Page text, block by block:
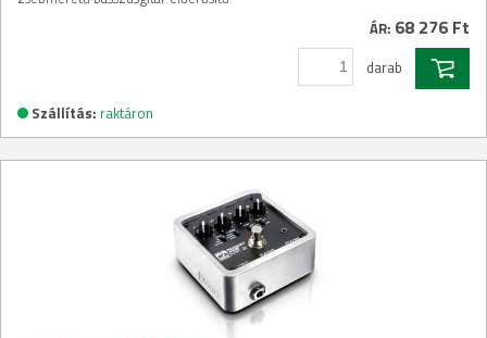
ÁR: 68 276 Ft
darab
Szállítás: raktáron